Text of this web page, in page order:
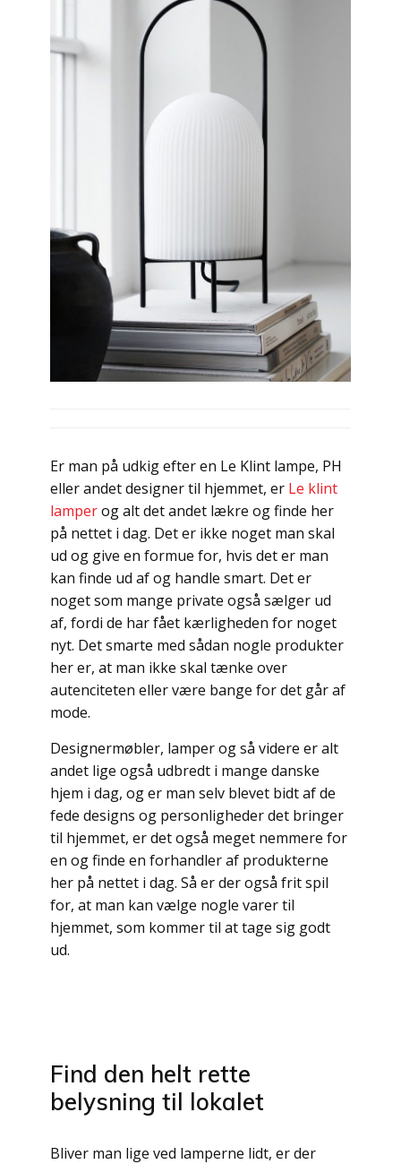
Er man på udkig efter en Le Klint lampe, PH
eller andet designer til hjemmet, er Le klint
lamperog alt det andet lækre og finde her
på nettet i dag. Det er ikke noget man skal
ud og give en formue for, hvis det er man
kan finde ud af og handle smart. Det er
noget som mange private også sælger ud
af, fordi de har fået kærligheden for noget
nyt. Det smarte med sådan nogle produkter
her er, at man ikke skal tænke over
autenciteten eller være bange for det går af
mode.
Designermøbler, lamper og så videre er alt
andet lige også udbredt i mange danske
hjem i dag, og er man selv blevet bidt af de
fede designs og personligheder det bringer
til hjemmet, er det også meget nemmere for
en og finde en forhandler af produkterne
her på nettet i dag. Så er der også frit spil
for, at man kan vælge nogle varer til
hjemmet, som kommer til at tage sig godt
ud.
Find den helt rette
belysning til lokalet
Bliver man lige ved lamperne lidt, er der